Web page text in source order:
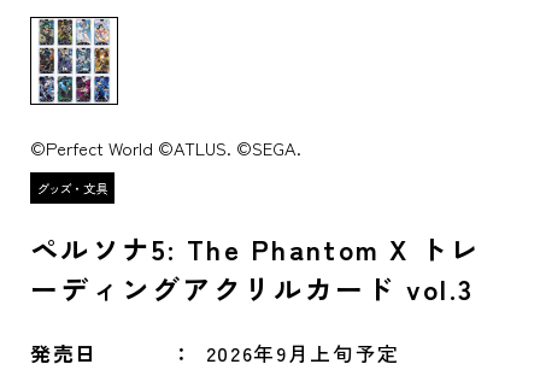
©Perfect World ©ATLUS. ©SEGA.
ペルソナ5: The Phantom X トレ
ーディングアクリルカード vol.3
発売日 2026年9月上旬予定